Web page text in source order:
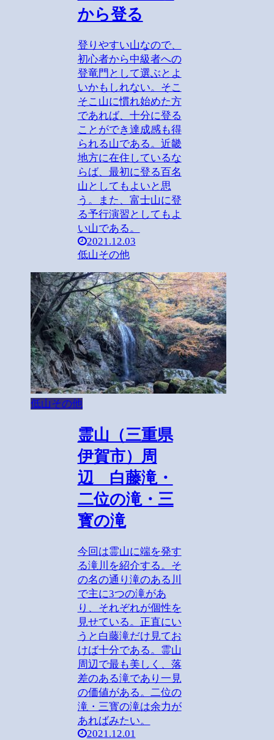
から登る
登りやすい山なので、
初心者から中級者への
登竜門として選ぶとよ
いかもしれない。そこ
そこ山に慣れ始めた方
であれば、十分に登る
ことができ達成感も得
られる山である。近畿
地方に在住しているな
らば、最初に登る百名
山としてもよいと思
う。また、富士山に登
る予行演習としてもよ
い山である。
2021.12.03
低山その他
低山その他
霊山（三重県
伊賀市）周
辺 白藤滝・
二位の滝・三
寳の滝
今回は霊山に端を発す
る滝川を紹介する。そ
の名の通り滝のある川
で主に3つの滝があ
り、それぞれが個性を
見せている。正直にい
うと白藤滝だけ見てお
けば十分である。霊山
周辺で最も美しく、落
差のある滝であり一見
の価値がある。二位の
滝・三寳の滝は余力が
あればみたい。
2021.12.01